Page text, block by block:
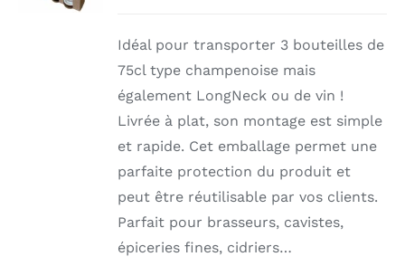
DÉTAILS
Idéal pour transporter 3 bouteilles de
75cl type champenoise mais
également LongNeck ou de vin !
Livrée à plat, son montage est simple
et rapide. Cet emballage permet une
parfaite protection du produit et
peut être réutilisable par vos clients.
Parfait pour brasseurs, cavistes,
épiceries fines, cidriers…